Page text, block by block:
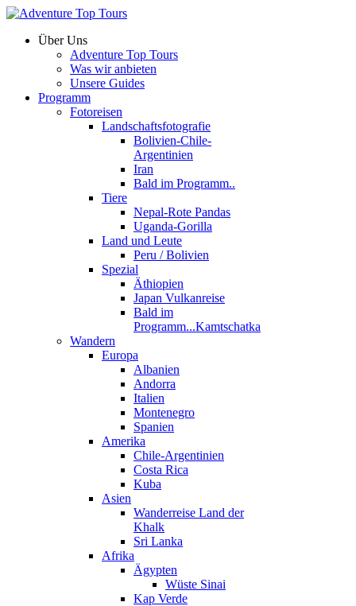
Über Uns
Adventure Top Tours
Was wir anbieten
Unsere Guides
Programm
Fotoreisen
Landschaftsfotografie
Bolivien-Chile-
Argentinien
Iran
Bald im Programm..
Tiere
Nepal-Rote Pandas
Uganda-Gorilla
Land und Leute
Peru / Bolivien
Spezial
Äthiopien
Japan Vulkanreise
Bald im
Programm...Kamtschatka
Wandern
Europa
Albanien
Andorra
Italien
Montenegro
Spanien
Amerika
Chile-Argentinien
Costa Rica
Kuba
Asien
Wanderreise Land der
Khalk
Sri Lanka
Afrika
Ägypten
Wüste Sinai
Kap Verde